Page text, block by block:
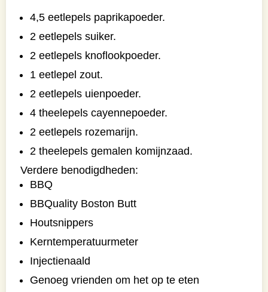
4,5 eetlepels paprikapoeder.
2 eetlepels suiker.
2 eetlepels knoflookpoeder.
1 eetlepel zout.
2 eetlepels uienpoeder.
4 theelepels cayennepoeder.
2 eetlepels rozemarijn.
2 theelepels gemalen komijnzaad.
Verdere benodigdheden:
BBQ
BBQuality Boston Butt
Houtsnippers
Kerntemperatuurmeter
Injectienaald
Genoeg vrienden om het op te eten